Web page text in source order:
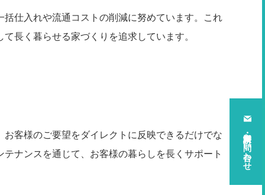
資料請求・お問い合わせ
仕入れや流通コストの削減に努めています。これ
長く暮らせる家づくりを追求しています。
客様のご要望をダイレクトに反映できるだけでな
ナンスを通じて、お客様の暮らしを長くサポート